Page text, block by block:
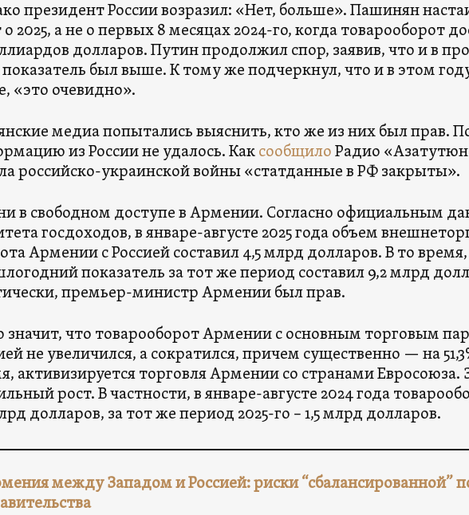
президент России возразил: «Нет, больше». Пашинян
2025, а не о первых 8 месяцах 2024-го, когда товарооборот
долларов. Путин продолжил спор, заявив, что и в
показатель был выше. К тому же подчеркнул, что и в этом
«это очевидно».
медиа попытались выяснить, кто же из них был прав.
из России не удалось. КаксообщилоРадио
российско-украинской войны «статданные в РФ закрыты».
в свободном доступе в Армении. Согласно официальным
госдоходов, в январе-августе 2025 года объем
Армении с Россией составил 4,5 млрд долларов. В то
показатель за тот же период составил 9,2 млрд
премьер-министр Армении был прав.
значит, что товарооборот Армении с основным торговым
не увеличился, а сократился, причем существенно — на
активизируется торговля Армении со странами Евросоюза.
рост. В частности, в январе-августе 2024 года
долларов, за тот же период 2025-го – 1,5 млрд долларов.
между Западом и Россией: риски “сбалансированной”